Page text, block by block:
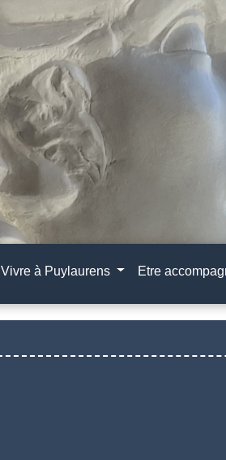
Vivre à Puylaurens Etre